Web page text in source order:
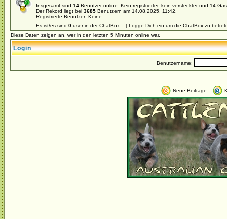
Insgesamt sind 14 Benutzer online: Kein registrierter, kein versteckter und 14
Der Rekord liegt bei 3685 Benutzern am 14.08.2025, 11:42.
Registrierte Benutzer: Keine
Es ist/es sind 0 user in der ChatBox [ Logge Dich ein um die ChatBox zu
Diese Daten zeigen an, wer in den letzten 5 Minuten online war.
Login
Benutzername:
Neue Beiträge